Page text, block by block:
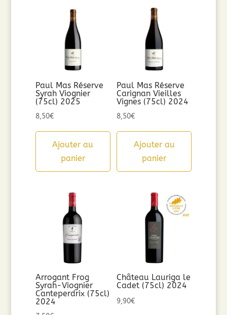
Paul Mas Réserve
Syrah Viognier
(75cl) 2025
8,50€
Ajouter au
panier
Paul Mas Réserve
Carignan Vieilles
Vignes (75cl) 2024
8,50€
Ajouter au
panier
Arrogant Frog
Syrah-Viognier
Canteperdrix (75cl)
2024
Château Lauriga le
Cadet (75cl) 2024
9,90€